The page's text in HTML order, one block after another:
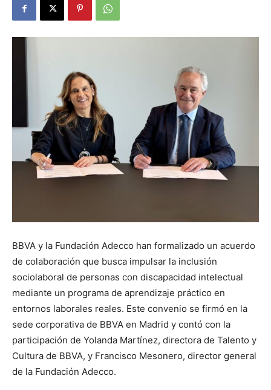
BBVA y la Fundación Adecco han formalizado un acuerdo
de colaboración que busca impulsar la inclusión
sociolaboral de personas con discapacidad intelectual
mediante un programa de aprendizaje práctico en
entornos laborales reales. Este convenio se firmó en la
sede corporativa de BBVA en Madrid y contó con la
participación de Yolanda Martínez, directora de Talento y
Cultura de BBVA, y Francisco Mesonero, director general
de la Fundación Adecco.